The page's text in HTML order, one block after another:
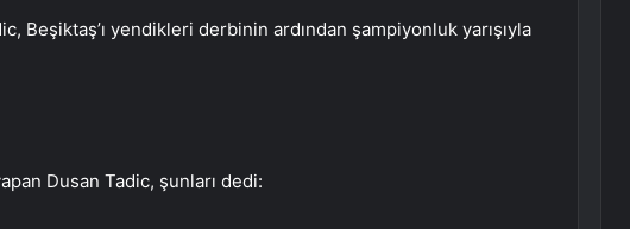
Beşiktaş’ı yendikleri derbinin ardından şampiyonluk yarışıyla
Dusan Tadic, şunları dedi: